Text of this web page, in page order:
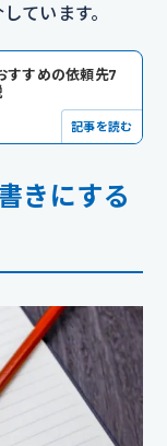
ています。
すすめの依頼先7
記事を読む
きにする